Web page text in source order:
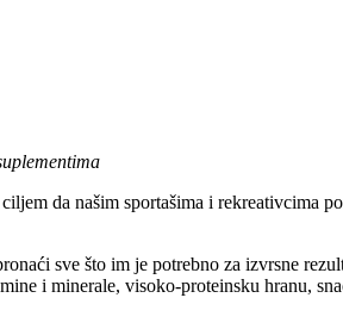
da našim sportašima i
sve što im je potrebno za izvrsne
i minerale, visoko-proteinsku hranu,